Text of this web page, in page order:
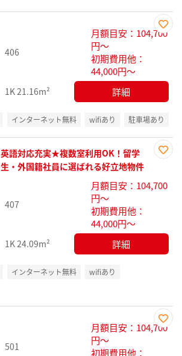
お気
406
月額目安：104,700
円～
初期費用他：
44,000円～
1K21.16m² 詳細
インターネット無料 wifiあり 駐車場あり
り登
英語対応充実★複数室利用OK！留学
生・外国籍社員に選ばれる好立地物件
407
月額目安：104,700
円～
初期費用他：
44,000円～
1K24.09m² 詳細
インターネット無料
wifiあり
お気
501
月額目安：104,700
円～
初期費用他：